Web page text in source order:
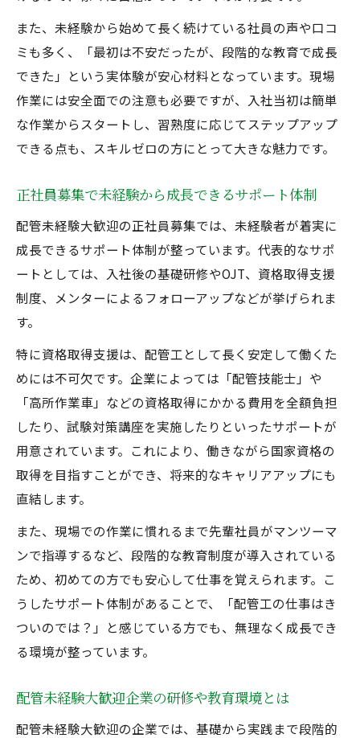
また、未経験から始めて長く続けている社員の声や口コ
ミも多く、「最初は不安だったが、段階的な教育で成長
できた」という実体験が安心材料となっています。現場
作業には安全面での注意も必要ですが、入社当初は簡単
な作業からスタートし、習熟度に応じてステップアップ
できる点も、スキルゼロの方にとって大きな魅力です。
正社員募集で未経験から成長できるサポート体制
配管未経験大歓迎の正社員募集では、未経験者が着実に
成長できるサポート体制が整っています。代表的なサポ
ートとしては、入社後の基礎研修やOJT、資格取得支援
制度、メンターによるフォローアップなどが挙げられま
す。
特に資格取得支援は、配管工として長く安定して働くた
めには不可欠です。企業によっては「配管技能士」や
「高所作業車」などの資格取得にかかる費用を全額負担
したり、試験対策講座を実施したりといったサポートが
用意されています。これにより、働きながら国家資格の
取得を目指すことができ、将来的なキャリアアップにも
直結します。
また、現場での作業に慣れるまで先輩社員がマンツーマ
ンで指導するなど、段階的な教育制度が導入されている
ため、初めての方でも安心して仕事を覚えられます。こ
うしたサポート体制があることで、「配管工の仕事はき
ついのでは？」と感じている方でも、無理なく成長でき
る環境が整っています。
配管未経験大歓迎企業の研修や教育環境とは
配管未経験大歓迎の企業では、基礎から実践まで段階的